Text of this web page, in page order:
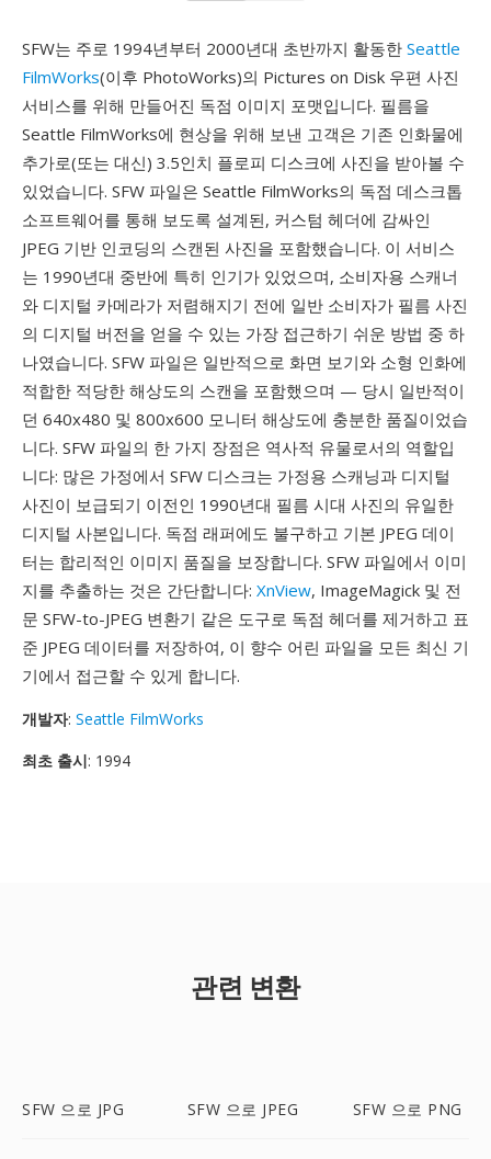
SFW는 주로 1994년부터 2000년대 초반까지 활동한 Seattle
FilmWorks(이후 PhotoWorks)의 Pictures on Disk 우편 사진
서비스를 위해 만들어진 독점 이미지 포맷입니다. 필름을
Seattle FilmWorks에 현상을 위해 보낸 고객은 기존 인화물에
추가로(또는 대신) 3.5인치 플로피 디스크에 사진을 받아볼 수
있었습니다. SFW 파일은 Seattle FilmWorks의 독점 데스크톱
소프트웨어를 통해 보도록 설계된, 커스텀 헤더에 감싸인
JPEG 기반 인코딩의 스캔된 사진을 포함했습니다. 이 서비스
는 1990년대 중반에 특히 인기가 있었으며, 소비자용 스캐너
와 디지털 카메라가 저렴해지기 전에 일반 소비자가 필름 사진
의 디지털 버전을 얻을 수 있는 가장 접근하기 쉬운 방법 중 하
나였습니다. SFW 파일은 일반적으로 화면 보기와 소형 인화에
적합한 적당한 해상도의 스캔을 포함했으며 — 당시 일반적이
던 640x480 및 800x600 모니터 해상도에 충분한 품질이었습
니다. SFW 파일의 한 가지 장점은 역사적 유물로서의 역할입
니다: 많은 가정에서 SFW 디스크는 가정용 스캐닝과 디지털
사진이 보급되기 이전인 1990년대 필름 시대 사진의 유일한
디지털 사본입니다. 독점 래퍼에도 불구하고 기본 JPEG 데이
터는 합리적인 이미지 품질을 보장합니다. SFW 파일에서 이미
지를 추출하는 것은 간단합니다: XnView, ImageMagick 및 전
문 SFW-to-JPEG 변환기 같은 도구로 독점 헤더를 제거하고 표
준 JPEG 데이터를 저장하여, 이 향수 어린 파일을 모든 최신 기
기에서 접근할 수 있게 합니다.
개발자: Seattle FilmWorks
최초 출시: 1994
관련 변환
SFW 으로 JPG SFW 으로 JPEG SFW 으로 PNG